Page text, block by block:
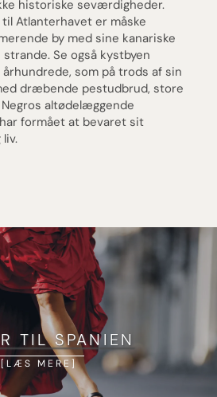
historiske seværdigheder.
Atlanterhavet er måske
by med sine kanariske
Se også kystbyen
som på trods af sin
dræbende pestudbrud, store
altødelæggende
formået at bevaret sit
TIL SPANIEN
LÆS MERE